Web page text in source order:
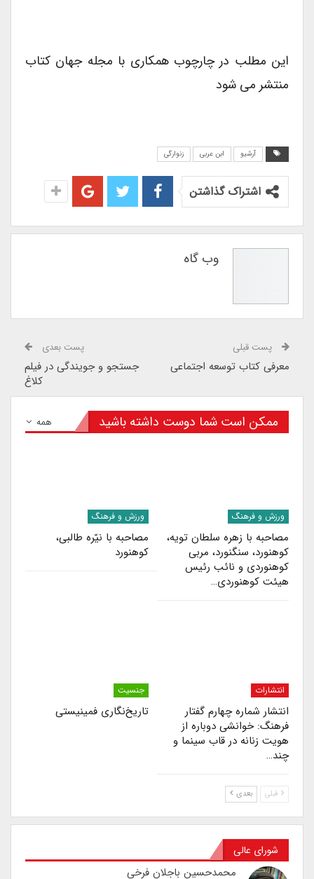
این مطلب در چارچوب همکاری با مجله جهان کتاب
منتشر می شود
آرشیو ابن عربی زنوارگی
اشتراک گذاشتن
وب گاه
پست قبلی
معرفی کتاب توسعه اجتماعی
پست بعدی
جستجو و جویندگی در فیلم
کلاغ
همه ممکن است شما دوست داشته باشید
ورزش و فرهنگ
مصاحبه با زهره سلطان‌ تویه،
کوهنورد، سنگنورد، مربی
کوهنوردی و نائب رئیس
هیئت کوهنوردی…
ورزش و فرهنگ
مصاحبه با نیّره طالبی،
کوهنورد
انتشارات
انتشار شماره چهارم گفتار
فرهنگ: خوانشی دوباره از
هویت زنانه در قاب سینما و
چند…
جنسیت
تاریخ‌نگاری فمینیستی
قبلی بعدی
شورای عالی
محمدحسین باجلان فرخی